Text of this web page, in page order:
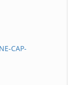
CAP-